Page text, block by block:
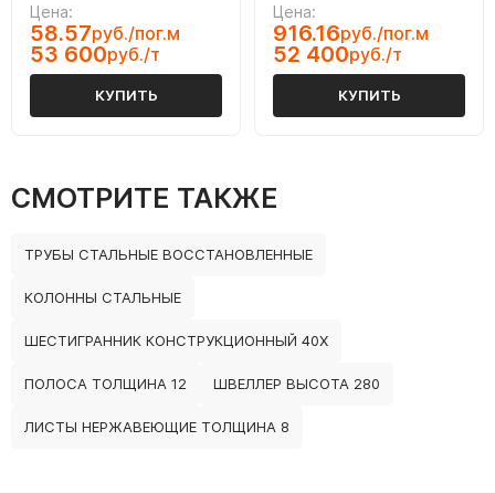
Цена:
58.57руб./пог.м
53 600руб./т
КУПИТЬ
Цена:
916.16руб./пог.м
52 400руб./т
КУПИТЬ
СМОТРИТЕ ТАКЖЕ
ТРУБЫ СТАЛЬНЫЕ ВОССТАНОВЛЕННЫЕ
КОЛОННЫ СТАЛЬНЫЕ
ШЕСТИГРАННИК КОНСТРУКЦИОННЫЙ 40Х
ПОЛОСА ТОЛЩИНА 12 ШВЕЛЛЕР ВЫСОТА 280
ЛИСТЫ НЕРЖАВЕЮЩИЕ ТОЛЩИНА 8